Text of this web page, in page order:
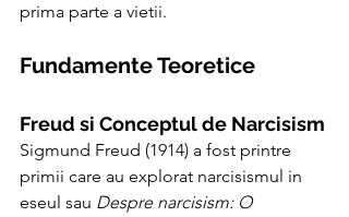
prima parte a vietii.
Fundamente Teoretice
Freud si Conceptul de Narcisism
Sigmund Freud (1914) a fost printre
primii care au explorat narcisismul in
eseul sau Despre narcisism: O